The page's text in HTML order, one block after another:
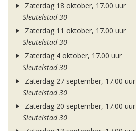
Zaterdag 18 oktober, 17.00 uur
Sleutelstad 30
Zaterdag 11 oktober, 17.00 uur
Sleutelstad 30
Zaterdag 4 oktober, 17.00 uur
Sleutelstad 30
Zaterdag 27 september, 17.00 uur
Sleutelstad 30
Zaterdag 20 september, 17.00 uur
Sleutelstad 30